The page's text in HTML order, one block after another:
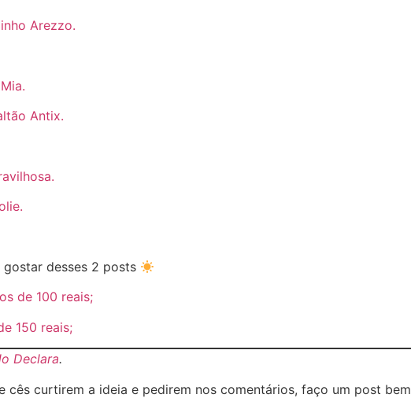
Arezzo.
Antix.
desses 2 posts
de 100 reais;
150 reais;
Declara.
cês curtirem a ideia e pedirem nos comentários, faço um post bem